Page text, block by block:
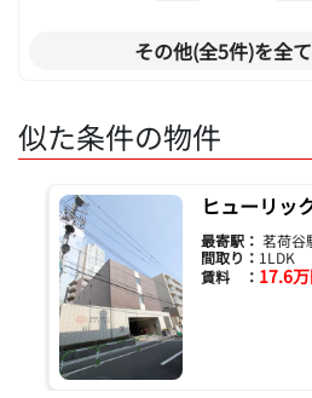
その他(全5件)を全
似た条件の物件
ヒューリッ
最寄駅： 茗荷谷
間取り： 1LDK
賃料 ： 17.6